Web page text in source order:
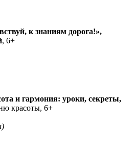
к знаниям дорога!»,
, 6+
и гармония: уроки, секреты,
красоты, 6+